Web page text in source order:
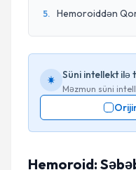
5. Hemoroiddən
Süni intellekt ilə
Məzmun süni
Hemoroid: